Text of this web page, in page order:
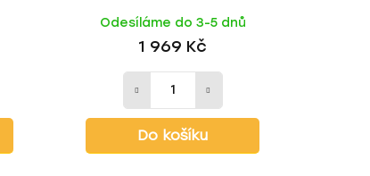
Odesíláme do 3-5 dnů
1 969 Kč
Do košíku